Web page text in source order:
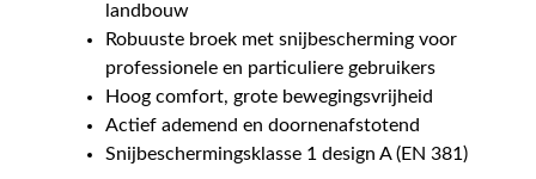
landbouw
Robuuste broek met snijbescherming voor
professionele en particuliere gebruikers
Hoog comfort, grote bewegingsvrijheid
Actief ademend en doornenafstotend
Snijbeschermingsklasse 1 design A (EN 381)